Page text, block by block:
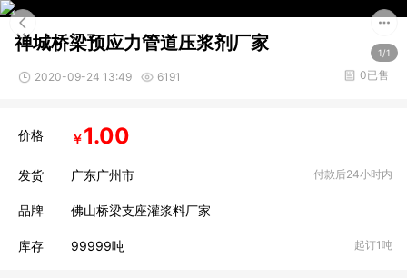
1/1
禅城桥梁预应力管道压浆剂厂家
2020-09-24 13:49 6191 0已售
价格 ￥1.00
发货 广东广州市 付款后24小时内
品牌 佛山桥梁支座灌浆料厂家
库存 99999吨 起订1吨